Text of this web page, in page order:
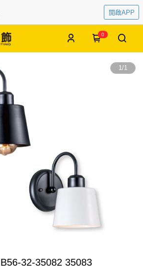
開啟APP
0
1/1
32-35082 35083